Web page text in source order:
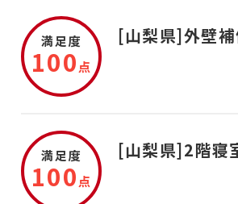
満足度
100 点
[山梨県]外壁
満足度
100 点
[山梨県]2階寝